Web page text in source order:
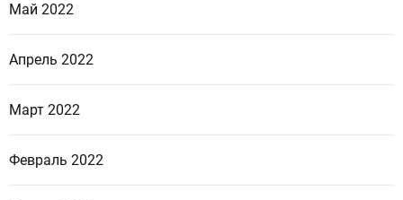
Май 2022
Апрель 2022
Март 2022
Февраль 2022